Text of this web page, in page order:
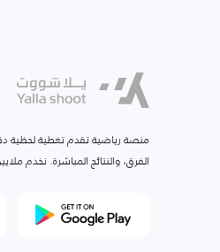
منصة رياضية تقدم تغطية لحظية
الفرق، والنتائج المباشرة. نخدم